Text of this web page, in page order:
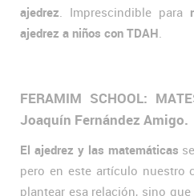
ajedrez . Imprescindible para
ajedrez a niños con TDAH
FERAMIM SCHOOL:
Joaquín Fernández Amigo.
El ajedrez y las matemáticas
pero en este artículo nuestro
plantear esa relación, sino que